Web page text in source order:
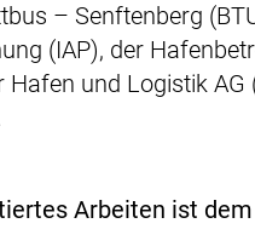
– Senftenberg
(IAP), der
Hafen und Logistik
Arbeiten ist